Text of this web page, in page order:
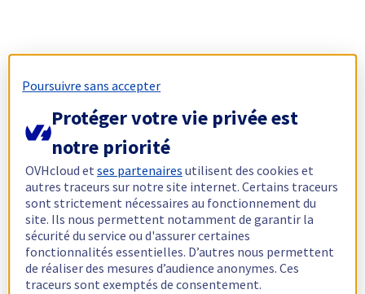
Poursuivre sans accepter
Protéger votre vie privée est
notre priorité
OVHcloud etses partenaires utilisent des cookies et
autres traceurs sur notre site internet. Certains traceurs
sont strictement nécessaires au fonctionnement du
site. Ils nous permettent notamment de garantir la
sécurité du service ou d'assurer certaines
fonctionnalités essentielles. D’autres nous permettent
de réaliser des mesures d’audience anonymes. Ces
traceurs sont exemptés de consentement.